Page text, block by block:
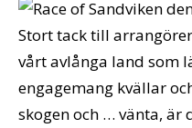
Stort tack till
vårt avlånga land som
engagemang kvällar
skogen och … vänta,